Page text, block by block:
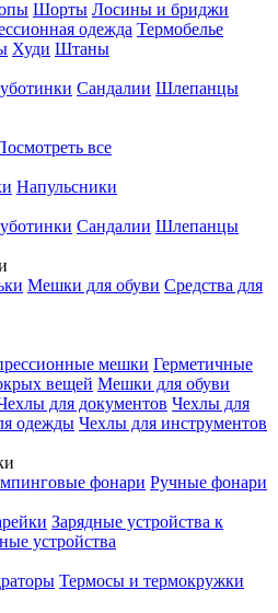
Шорты Лосины и бриджи
одежда Термобелье
Худи Штаны
Сандалии Шлепанцы
все
Напульсники
Сандалии Шлепанцы
Мешки для обуви Средства для
мешки Герметичные
вещей Мешки для обуви
для документов Чехлы для
одежды Чехлы для инструментов
фонари Ручные фонари
Зарядные устройства к
устройства
Термосы и термокружки